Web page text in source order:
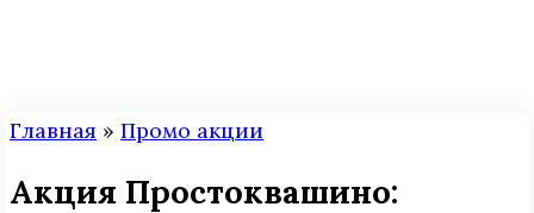
Главная » Промо акции
Акция Простоквашино: